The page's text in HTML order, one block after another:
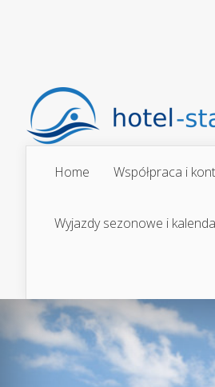
Home Współpraca i
Wyjazdy sezonowe i